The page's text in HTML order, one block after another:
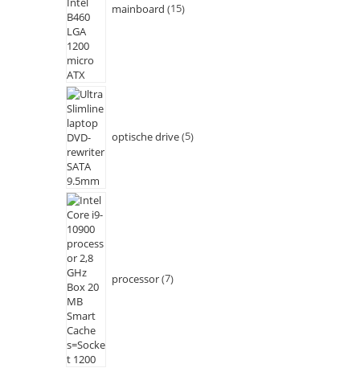
mainboard 15
optische drive 5
processor 7